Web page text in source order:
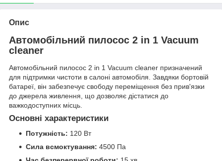
Опис
Автомобільний пилосос 2 in 1 Vacuum
cleaner
Автомобільний пилосос 2 in 1 Vacuum cleaner призначений
для підтримки чистоти в салоні автомобіля. Завдяки бортовій
батареї, він забезпечує свободу переміщення без прив'язки
до джерела живлення, що дозволяє дістатися до
важкодоступних місць.
Основні характеристики
Потужність: 120 Вт
Сила всмоктування: 4500 Па